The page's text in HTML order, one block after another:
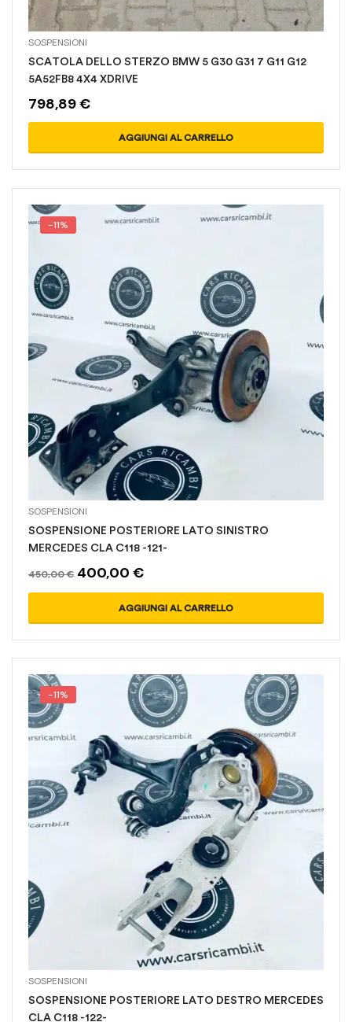
SOSPENSIONI
SCATOLA DELLO STERZO BMW 5 G30 G31 7 G11 G12
5A52FB8 4X4 XDRIVE
798,89€
AGGIUNGI AL CARRELLO
-11%
SOSPENSIONI
SOSPENSIONE POSTERIORE LATO SINISTRO
MERCEDES CLA C118 -121-
450,00€ 400,00 €
AGGIUNGI AL CARRELLO
-11%
SOSPENSIONI
SOSPENSIONE POSTERIORE LATO DESTRO MERCEDES
CLA C118 -122-